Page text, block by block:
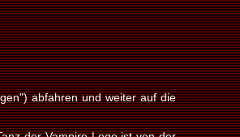
abfahren und weiter auf die